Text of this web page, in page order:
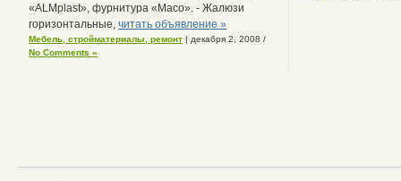
«ALMplast», фурнитура «Maco». - Жалюзи
горизонтальные, читать объявление »
Мебель, стройматериалы, ремонт | декабря 2, 2008 /
No Comments »